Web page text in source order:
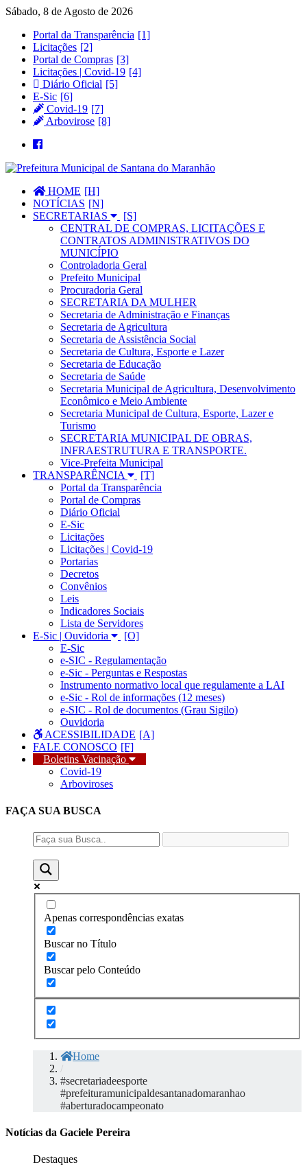
Sábado, 8 de Agosto de 2026
Portal da Transparência
Licitações
Portal de Compras
Licitações | Covid-19
Diário Oficial
E-Sic
Covid-19
Arbovirose
HOME
NOTÍCIAS
SECRETARIAS
CENTRAL DE COMPRAS, LICITAÇÕES E
CONTRATOS ADMINISTRATIVOS DO
MUNICÍPIO
Controladoria Geral
Prefeito Municipal
Procuradoria Geral
SECRETARIA DA MULHER
Secretaria de Administração e Finanças
Secretaria de Agricultura
Secretaria de Assistência Social
Secretaria de Cultura, Esporte e Lazer
Secretaria de Educação
Secretaria de Saúde
Secretaria Municipal de Agricultura, Desenvolvimento
Econômico e Meio Ambiente
Secretaria Municipal de Cultura, Esporte, Lazer e
Turismo
SECRETARIA MUNICIPAL DE OBRAS,
INFRAESTRUTURA E TRANSPORTE.
Vice-Prefeita Municipal
TRANSPARÊNCIA
Portal da Transparência
Portal de Compras
Diário Oficial
E-Sic
Licitações
Licitações | Covid-19
Portarias
Decretos
Convênios
Leis
Indicadores Sociais
Lista de Servidores
E-Sic | Ouvidoria
E-Sic
e-SIC - Regulamentação
e-Sic - Perguntas e Respostas
Instrumento normativo local que regulamente a LAI
e-Sic - Rol de informações (12 meses)
e-SIC - Rol de documentos (Grau Sigilo)
Ouvidoria
ACESSIBILIDADE
FALE CONOSCO
Boletins Vacinação
Covid-19
Arboviroses
FAÇA SUA BUSCA
Apenas correspondências exatas
Buscar no Título
Buscar pelo Conteúdo
Home
/
#secretariadeesporte
#prefeituramunicipaldesantanadomaranhao
#aberturadocampeonato
Notícias da Gaciele Pereira
Destaques